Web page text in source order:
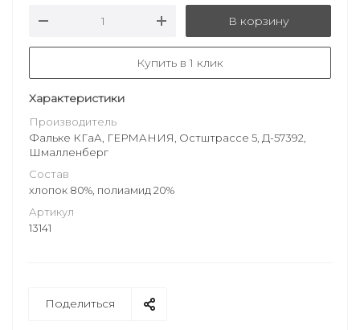
В корзину
Купить в 1 клик
Характеристики
Производитель
Фальке КГаА, ГЕРМАНИЯ, Остштрассе 5, Д-57392,
Шмалленберг
Состав
хлопок 80%, полиамид 20%
Артикул
13141
Поделиться